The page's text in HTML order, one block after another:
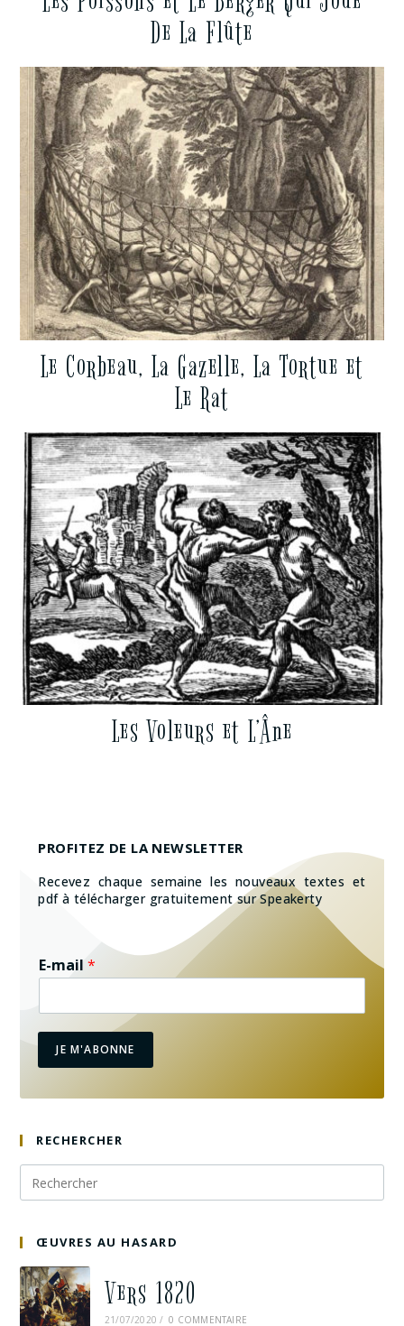
De La Flûte
Le Corbeau, La Gazelle, La Tortue et
Le Rat
Les Voleurs et L’Âne
PROFITEZ DE LA NEWSLETTER
Recevez chaque semaine les nouveaux textes et
pdf à télécharger gratuitement sur Speakerty
E-mail*
JE M'ABONNE
RECHERCHER
ŒUVRES AU HASARD
Vers 1820
21/07/2020 / 0 COMMENTAIRE